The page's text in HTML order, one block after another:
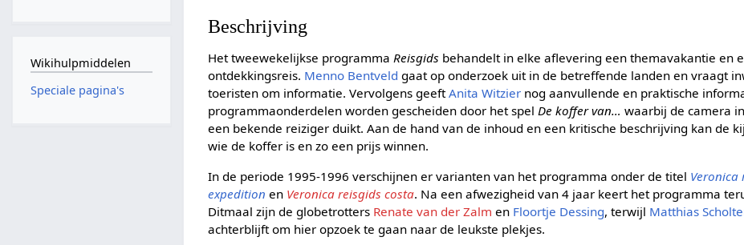
Beschrijving
Het tweewekelijkse programmaReisgids behandelt in elke aflevering een themavakantie en
ontdekkingsreis. Menno Bentveld gaat op onderzoek uit in de betreffende landen en vraagt
toeristen om informatie. Vervolgens geeftAnita Witzier nog aanvullende en praktische
programmaonderdelen worden gescheiden door het spelDe koffer van… waarbij de camera
een bekende reiziger duikt. Aan de hand van de inhoud en een kritische beschrijving kan de
wie de koffer is en zo een prijs winnen.
In de periode 1995-1996 verschijnen er varianten van het programma onder de titel Veronica
expedition en Veronica reisgids costa. Na een afwezigheid van 4 jaar keert het programma
Ditmaal zijn de globetrotters Renate van der Zalm en Floortje Dessing, terwijl Matthias
achterblijft om hier opzoek te gaan naar de leukste plekjes.
Wikihulpmiddelen
Speciale pagina's